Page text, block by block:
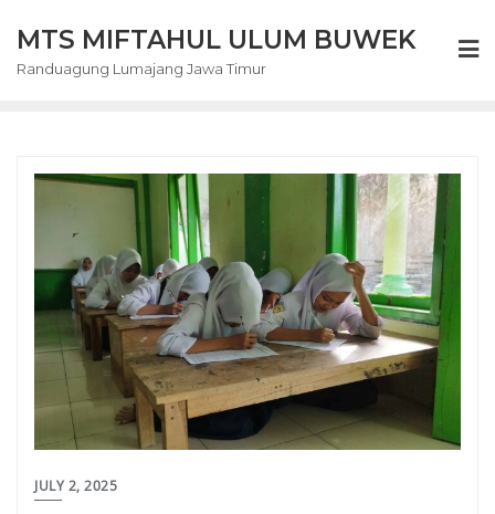
content
MTS MIFTAHUL ULUM BUWEK
Randuagung Lumajang Jawa Timur
JULY 2, 2025